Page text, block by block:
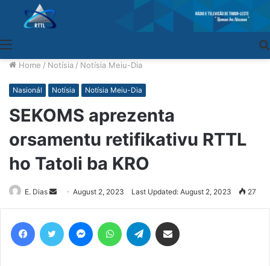
Home / Notísia / Notísia Meiu-Dia
Nasionál Notísia Notísia Meiu-Dia
SEKOMS aprezenta
orsamentu retifikativu RTTL
ho Tatoli ba KRO
E. Dias
Send
an
August 2, 2023 Last Updated: August 2, 2023 27